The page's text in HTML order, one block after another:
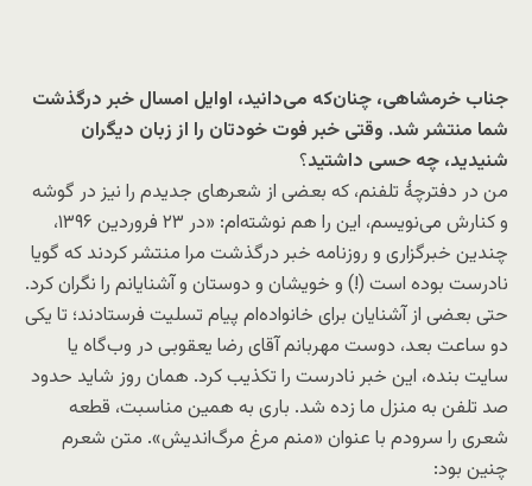
جناب خرمشاهی، چنان‌که می‌دانید، اوایل امسال خبر درگذشت
شما منتشر شد. وقتی خبر فوت خودتان را از زبان دیگران
شنیدید، چه حسی داشتید؟
من در دفترچۀ تلفنم، که بعضی از شعرهای جدیدم را نیز در گوشه
و کنارش می‌نویسم، این را هم نوشته‌ام: «در ۲۳ فروردین ۱۳۹۶،
چندین خبرگزاری و روزنامه خبر درگذشت مرا منتشر کردند که گویا
نادرست بوده است (!) و خویشان و دوستان و آشنایانم را نگران کرد.
حتی بعضی از آشنایان برای خانواده‌ام پیام تسلیت فرستادند؛ تا یکی
دو ساعت بعد، دوست مهربانم آقای رضا یعقوبی در وب‌گاه یا
سایت بنده، این خبر نادرست را تکذیب کرد. همان روز شاید حدود
صد تلفن به منزل ما زده شد. باری به همین مناسبت، قطعه
شعری را سرودم با عنوان «منم مرغ مرگ‌اندیش». متن شعرم
چنین بود: